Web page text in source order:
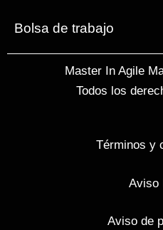
Bolsa de trabajo
Master In Agile
Todos los
Términos y
Aviso
Aviso de